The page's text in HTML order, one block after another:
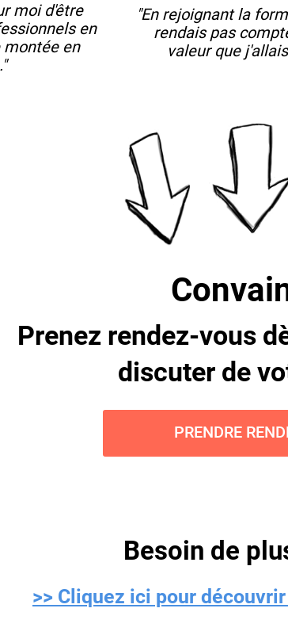
moi d'être
en
montée en
"En rejoignant la
rendais pas
valeur que
Prenez rendez-vous
discuter de
PRENDRE
Besoin de
>> Cliquez ici pour